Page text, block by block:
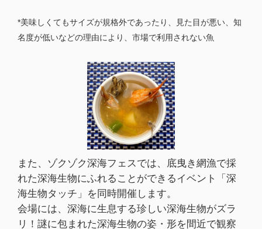
*美味しくてもサイズが規格外であったり、見た目が悪い、知
名度が低いなどの理由により、市場で利用されない魚
また、ゾクゾク深海フェスでは、底曳き網漁で採
れた深海生物にふれることができるイベント「深
海生物タッチ」を同時開催します。
会場には、深海に生息する珍しい深海生物がズラ
リ！謎に包まれた深海生物の姿・形を間近で観察